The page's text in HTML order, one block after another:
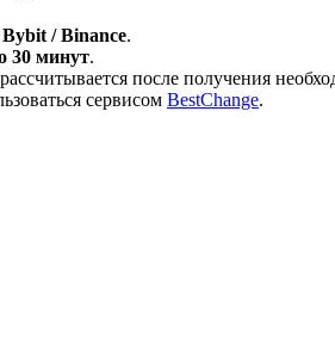
Bybit / Binance.
30 минут.
после получения
сервисом BestChange.